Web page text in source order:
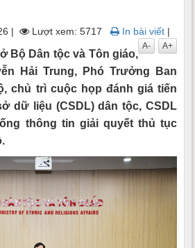
| Lượt xem: 5717 In bài viết |
A+
A-
Bộ Dân tộc và Tôn giáo,
Hải Trung, Phó Trưởng Ban
chủ trì cuộc họp đánh giá tiến
dữ liệu (CSDL) dân tộc, CSDL
thông tin giải quyết thủ tục